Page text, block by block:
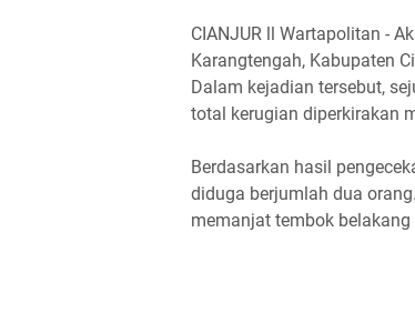
CIANJUR ll Wartapolitan -
Karangtengah, Kabupaten
Dalam kejadian tersebut,
total kerugian diperkirakan
Berdasarkan hasil
diduga berjumlah dua
memanjat tembok